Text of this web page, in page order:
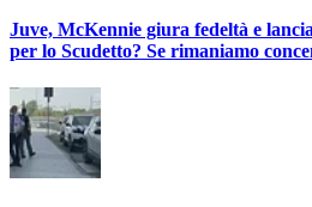
Juve, McKennie giura fedeltà e
per lo Scudetto? Se rimaniamo